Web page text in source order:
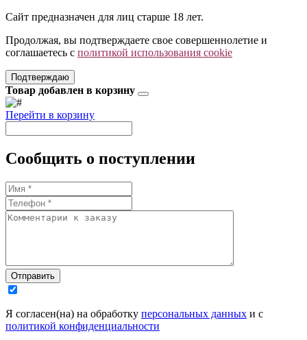
Сайт предназначен для лиц старше 18 лет.
Продолжая, вы подтверждаете свое совершеннолетие и
соглашаетесь с политикой использования cookie
Подтверждаю
Товар добавлен в корзину
Перейти в корзину
Сообщить о поступлении
Отправить
Я согласен(на) на обработку персональных данных и с
политикой конфиденциальности